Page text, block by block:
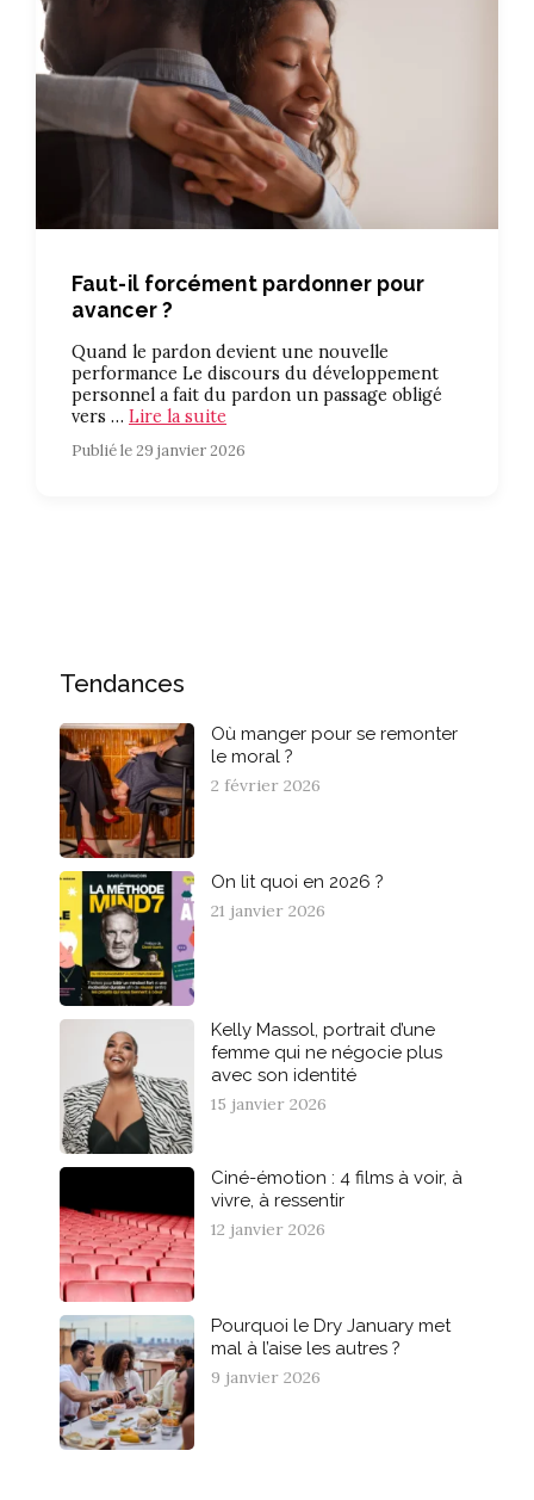
Faut-il forcément pardonner pour
avancer ?
Quand le pardon devient une nouvelle
performance Le discours du développement
personnel a fait du pardon un passage obligé
vers … Lire la suite
Publié le 29 janvier 2026
Tendances
Où manger pour se remonter
le moral ?
2 février 2026
On lit quoi en 2026 ?
21 janvier 2026
Kelly Massol, portrait d’une
femme qui ne négocie plus
avec son identité
15 janvier 2026
Ciné-émotion : 4 films à voir, à
vivre, à ressentir
12 janvier 2026
Pourquoi le Dry January met
mal à l’aise les autres ?
9 janvier 2026